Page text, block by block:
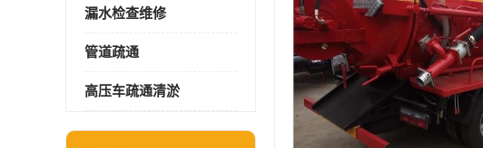
漏水检查维修
管道疏通
高压车疏通清淤